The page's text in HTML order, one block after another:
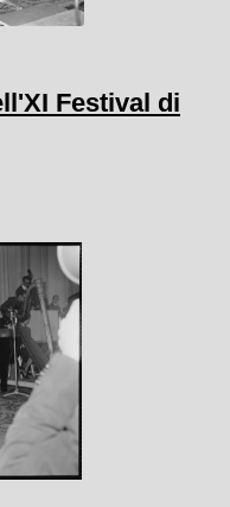
Festival di